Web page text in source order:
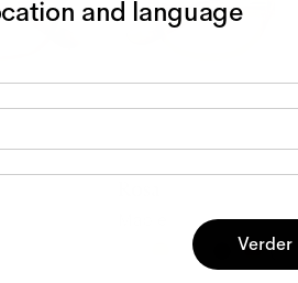
and language
Verder